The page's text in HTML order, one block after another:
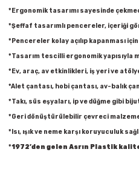
*Ergonomik tasarımı sayesinde
*Şeffaf tasarımlı pencereler, içeriği
*Pencereler kolay açılıp kapanması
*Tasarım tescilli ergonomik yapısıyla
*Ev, araç, av etkinlikleri, iş yeri ve
*Alet çantası, hobi çantası, av-balık
*Takı, süs eşyaları, ip ve düğme gibi
*Geri dönüştürülebilir çevreci
*Isı, ışık ve neme karşı koruyuculuk
*1972’den gelen Asrın Plastik